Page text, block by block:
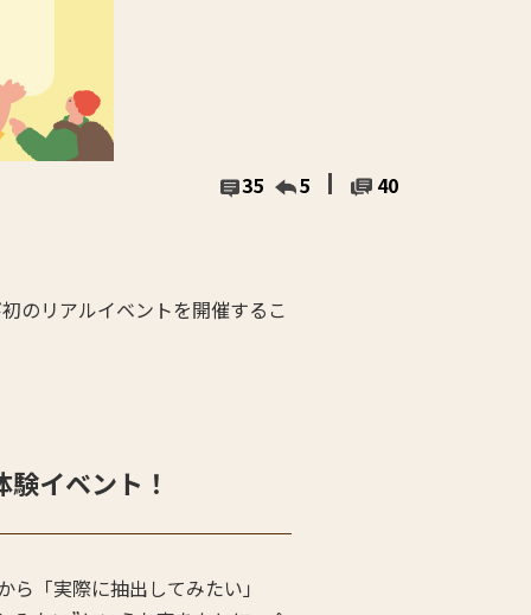
35 5 40
のリアルイベントを開催するこ
イベント！
「実際に抽出してみたい」